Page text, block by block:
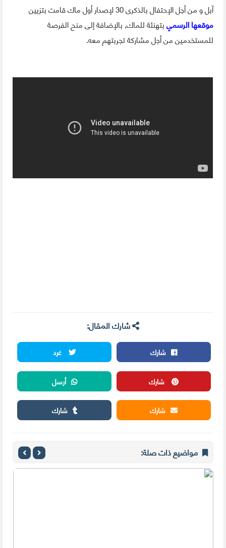
آبل و من أجل الإحتفال بالذكرى 30 لإصدار أول ماك قامت بتزيين
موقعها الرسميبتهنئة للماك, بالإضافة إلى منح الفرصة
للمستخدمين من أجل مشاركة تجربتهم معه.
شارك المقال:
شارك
غرد
شارك
أرسل
شارك
شارك
مواضيع ذات صلة: